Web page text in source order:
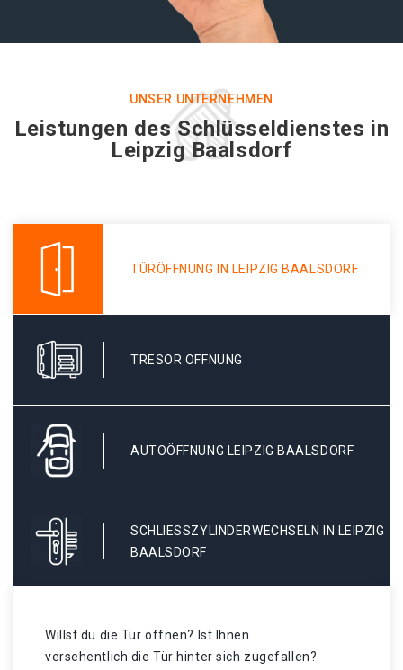
UNSER UNTERNEHMEN
Leistungen des Schlüsseldienstes in
Leipzig Baalsdorf
TÜRÖFFNUNG IN LEIPZIG BAALSDORF
TRESOR ÖFFNUNG
AUTOÖFFNUNG LEIPZIG BAALSDORF
SCHLIESSZYLINDERWECHSELN IN LEIPZIG B
AALSDORF
Willst du die Tür öffnen? Ist Ihnen
versehentlich die Tür hinter sich zugefallen?